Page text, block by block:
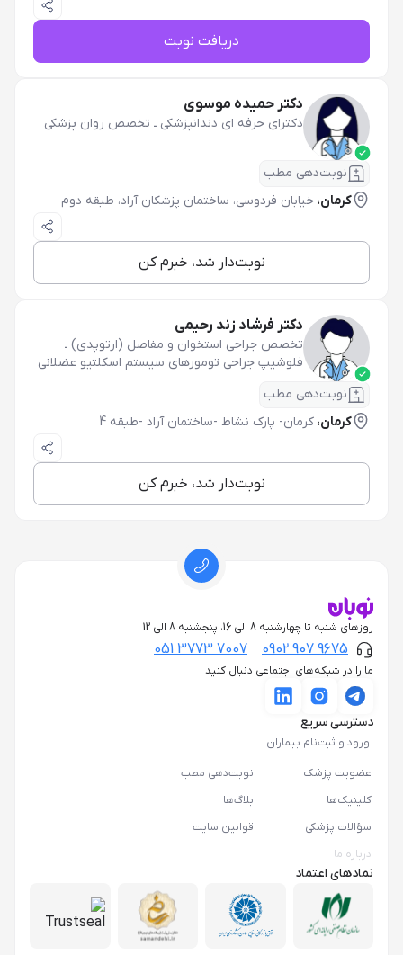
دریافت نوبت
دکتر حمیده موسوی
دکترای حرفه ای دندانپزشکی ـ تخصص روان پزشکی
نوبت‌دهی مطب
کرمان، خیابان فردوسی، ساختمان پزشکان آراد، طبقه دوم
نوبت‌دار شد، خبرم کن
دکتر فرشاد زند رحیمی
تخصص جراحی استخوان و مفاصل (ارتوپدی) ـ
فلوشیپ جراحی تومورهای سیستم اسکلتیو عضلانی
نوبت‌دهی مطب
کرمان، کرمان- پارک نشاط -ساختمان آراد -طبقه 4
نوبت‌دار شد، خبرم کن
روزهای شنبه تا چهارشنبه 8 الی 16، پنجشنبه 8 الی 12
0902 907 9675
051 3773 7007
ما را در شبکه‌های اجتماعی دنبال کنید
دسترسی سریع
ورود و ثبت‌نام بیماران
عضویت پزشک
نوبت‌دهی مطب
کلینیک‌ها
بلاگ‌ها
سؤالات پزشکی
قوانین سایت
درباره ما
نمادهای اعتماد